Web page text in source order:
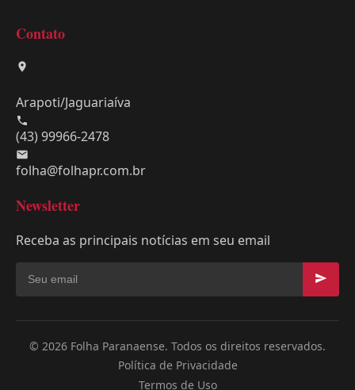
Contato
Arapoti/Jaguariaíva
(43) 99966-2478
folha@folhapr.com.br
Newsletter
Receba as principais notícias em seu email
© 2026 Folha Paranaense. Todos os direitos reservados.
Política de Privacidade
Termos de Uso